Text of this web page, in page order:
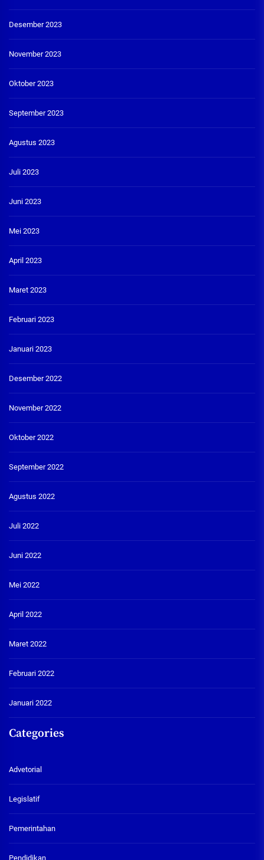
Desember 2023
November 2023
Oktober 2023
September 2023
Agustus 2023
Juli 2023
Juni 2023
Mei 2023
April 2023
Maret 2023
Februari 2023
Januari 2023
Desember 2022
November 2022
Oktober 2022
September 2022
Agustus 2022
Juli 2022
Juni 2022
Mei 2022
April 2022
Maret 2022
Februari 2022
Januari 2022
Categories
Advetorial
Legislatif
Pemerintahan
Pendidikan